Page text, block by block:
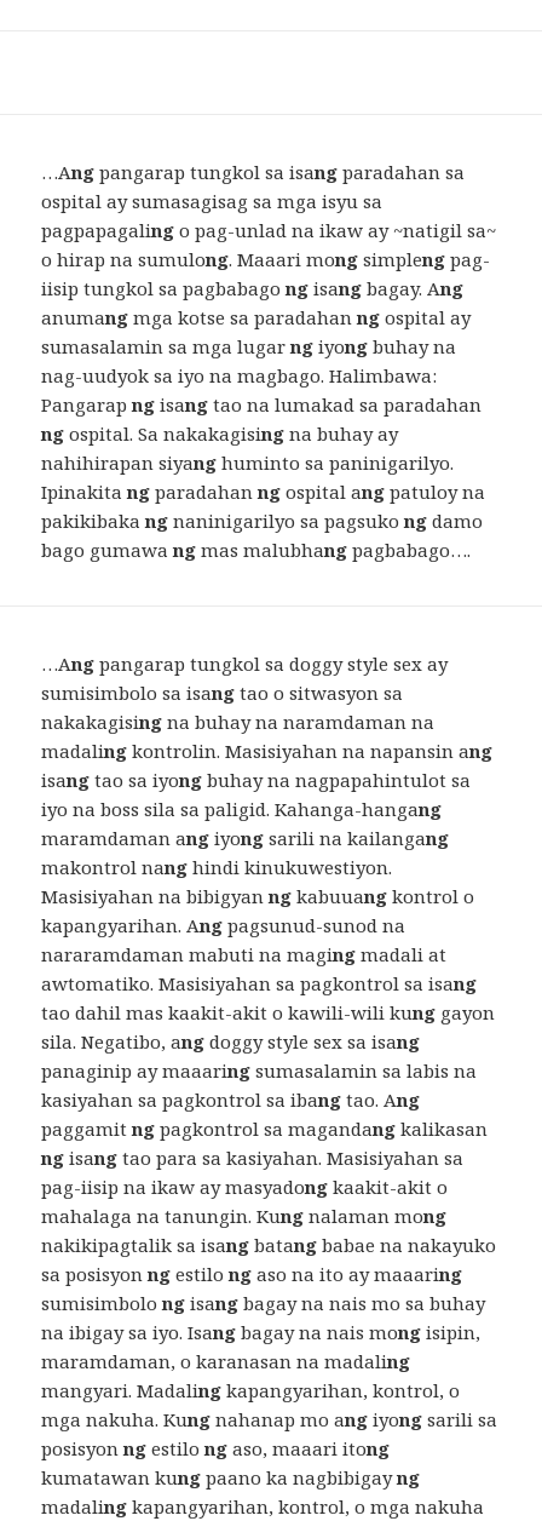
…Ang pangarap tungkol sa isang paradahan sa
ospital ay sumasagisag sa mga isyu sa
pagpapagaling o pag-unlad na ikaw ay ~natigil sa~
o hirap na sumulong. Maaari mong simpleng pag-
iisip tungkol sa pagbabagong isang bagay. Ang
anumang mga kotse sa paradahanng ospital ay
sumasalamin sa mga lugarng iyong buhay na
nag-uudyok sa iyo na magbago. Halimbawa:
Pangarapng isang tao na lumakad sa paradahan
ng ospital. Sa nakakagising na buhay ay
nahihirapan siyang huminto sa paninigarilyo.
Ipinakitang paradahanng ospital ang patuloy na
pakikibakang naninigarilyo sa pagsukong damo
bago gumawang mas malubhang pagbabago….
…Ang pangarap tungkol sa doggy style sex ay
sumisimbolo sa isang tao o sitwasyon sa
nakakagising na buhay na naramdaman na
madaling kontrolin. Masisiyahan na napansin ang
isang tao sa iyong buhay na nagpapahintulot sa
iyo na boss sila sa paligid. Kahanga-hangang
maramdaman ang iyong sarili na kailangang
makontrol nang hindi kinukuwestiyon.
Masisiyahan na bibigyanng kabuuang kontrol o
kapangyarihan. Ang pagsunud-sunod na
nararamdaman mabuti na maging madali at
awtomatiko. Masisiyahan sa pagkontrol sa isang
tao dahil mas kaakit-akit o kawili-wili kung gayon
sila. Negatibo, ang doggy style sex sa isang
panaginip ay maaaring sumasalamin sa labis na
kasiyahan sa pagkontrol sa ibang tao. Ang
paggamitng pagkontrol sa magandang kalikasan
ng isang tao para sa kasiyahan. Masisiyahan sa
pag-iisip na ikaw ay masyadong kaakit-akit o
mahalaga na tanungin. Kung nalaman mong
nakikipagtalik sa isang batang babae na nakayuko
sa posisyonng estilong aso na ito ay maaaring
sumisimbolong isang bagay na nais mo sa buhay
na ibigay sa iyo. Isang bagay na nais mong isipin,
maramdaman, o karanasan na madaling
mangyari. Madaling kapangyarihan, kontrol, o
mga nakuha. Kung nahanap mo ang iyong sarili sa
posisyonng estilong aso, maaari itong
kumatawan kung paano ka nagbibigayng
madaling kapangyarihan, kontrol, o mga nakuha